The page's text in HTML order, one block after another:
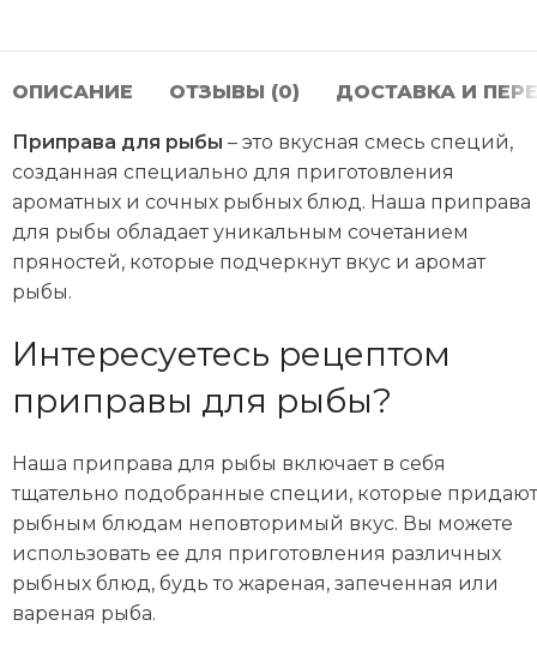
ОПИСАНИЕ ОТЗЫВЫ (0) ДОСТАВКА И
Приправа для рыбы – это вкусная смесь специй,
созданная специально для приготовления
ароматных и сочных рыбных блюд. Наша приправа
для рыбы обладает уникальным сочетанием
пряностей, которые подчеркнут вкус и аромат
рыбы.
Интересуетесь рецептом
приправы для рыбы?
Наша приправа для рыбы включает в себя
тщательно подобранные специи, которые
рыбным блюдам неповторимый вкус. Вы можете
использовать ее для приготовления различных
рыбных блюд, будь то жареная, запеченная или
вареная рыба.